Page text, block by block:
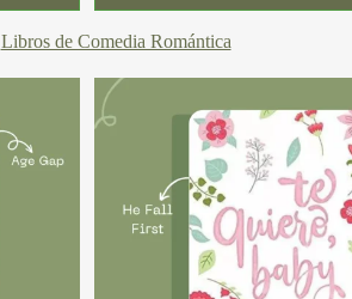
Libros de Comedia Romántica